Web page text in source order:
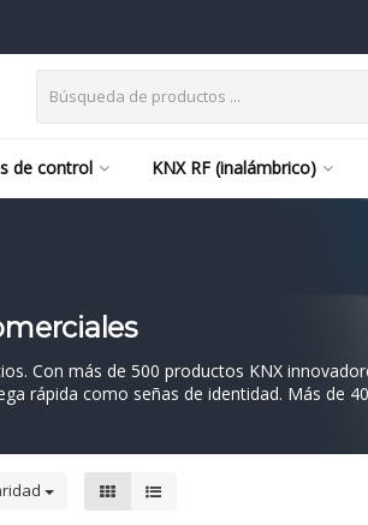
de control KNX RF (inalámbrico)
Con más de 500 productos KNX
rápida como señas de identidad. Más de 40